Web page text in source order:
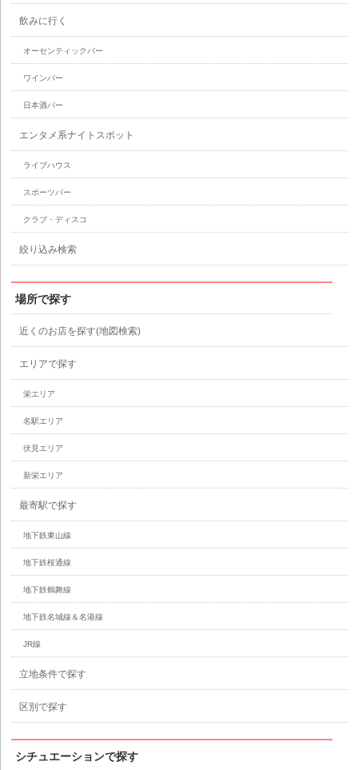
飲みに行く
オーセンティックバー
ワインバー
日本酒バー
エンタメ系ナイトスポット
ライブハウス
スポーツバー
クラブ・ディスコ
絞り込み検索
場所で探す
近くのお店を探す(地図検索)
エリアで探す
栄エリア
名駅エリア
伏見エリア
新栄エリア
最寄駅で探す
地下鉄東山線
地下鉄桜通線
地下鉄鶴舞線
地下鉄名城線＆名港線
JR線
立地条件で探す
区別で探す
シチュエーションで探す